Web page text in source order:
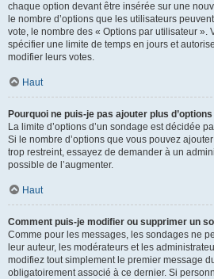
chaque option devant être insérée sur une
le nombre d’options que les utilisateurs
vote, le nombre des « Options par utilisateur ».
spécifier une limite de temps en jours et
modifier leurs votes.
Haut
Pourquoi ne puis-je pas ajouter plus
La limite d’options d’un sondage est décidée
Si le nombre d’options que vous pouvez
trop restreint, essayez de demander à un
possible de l’augmenter.
Haut
Comment puis-je modifier ou supprimer un
Comme pour les messages, les sondages ne
leur auteur, les modérateurs et les
modifiez tout simplement le premier message
obligatoirement associé à ce dernier. Si